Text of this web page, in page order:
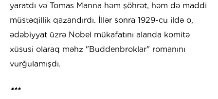
yaratdı və Tomas Manna həm şöhrət, həm də maddi
müstəqillik qazandırdı. İllər sonra 1929-cu ildə o,
ədəbiyyat üzrə Nobel mükafatını alanda komitə
xüsusi olaraq məhz "Buddenbroklar" romanını
vurğulamışdı.
***